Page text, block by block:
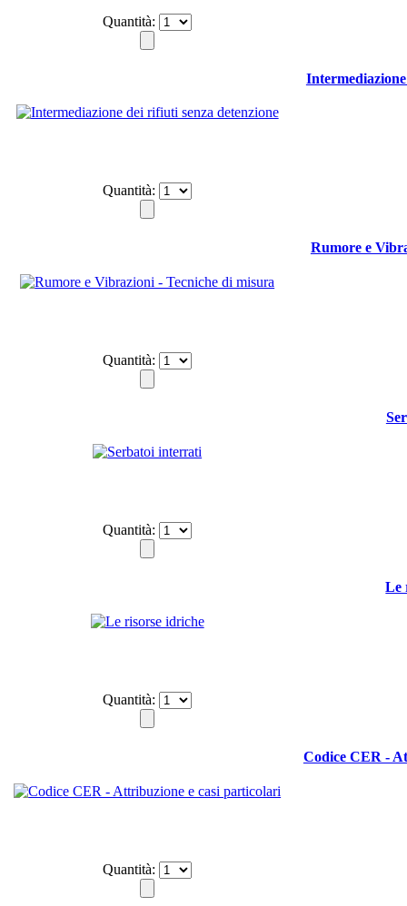
Quantità:
Quantità:
Rumore e
Quantità:
Quantità:
Le
Quantità:
Codice CER -
Quantità: